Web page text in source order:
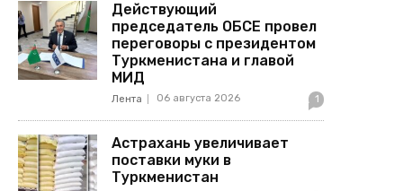
Действующий
председатель ОБСЕ провел
переговоры с президентом
Туркменистана и главой
МИД
Лента 06 августа 2026 1
Астрахань увеличивает
поставки муки в
Туркменистан